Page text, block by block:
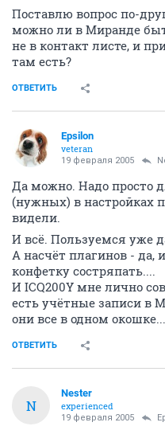
Поставлю вопрос по-
можно ли в Миранде
не в контакт листе, и
там есть?
ОТВЕТИТЬ
Epsilon
veteran
19 февраля 2005
Да можно. Надо просто
(нужных) в настройках
видели.
И всё. Пользуемся уже
А насчёт плагинов -
конфетку состряпать....
И ICQ200Y мне лично
есть учётные записи в
они все в одном
ОТВЕТИТЬ
N
Nestеr
experienced
19 февраля 2005